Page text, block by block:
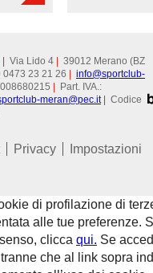
Via Lido 4
39012 Merano (BZ
0473 23 21 26 info@sportclub-
Part. IVA.:
meran@pec.it
Codice
Privacy
Impostazioni
di profilazione di
alle tue preferenze.
clicca qui. Se
che al link sopra